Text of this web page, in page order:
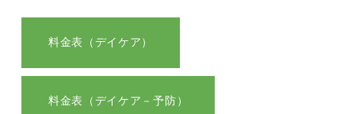
料金表（デイケア）
料金表（デイケア－予防）